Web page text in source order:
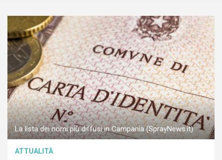
La lista dei nomi più diffusi in Campania (SprayNews.it)
ATTUALITÀ